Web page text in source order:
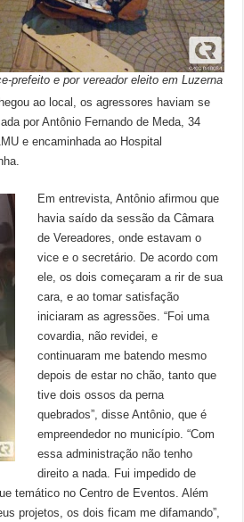
prefeito e por vereador eleito em Luzerna
ao local, os agressores haviam se
por Antônio Fernando de Meda, 34
e encaminhada ao Hospital
Em entrevista, Antônio afirmou que
havia saído da sessão da Câmara
de Vereadores, onde estavam o
vice e o secretário. De acordo com
ele, os dois começaram a rir de sua
cara, e ao tomar satisfação
iniciaram as agressões. “Foi uma
covardia, não revidei, e
continuaram me batendo mesmo
depois de estar no chão, tanto que
tive dois ossos da perna
quebrados”, disse Antônio, que é
empreendedor no município. “Com
essa administração não tenho
direito a nada. Fui impedido de
temático no Centro de Eventos. Além
projetos, os dois ficam me difamando”,